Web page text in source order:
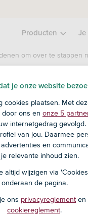
Producten Je
om over te stappen
om
te stappen
dan ons
beleggen
Je kunt je
aangemerkt als
je onze website
cookies plaatsen. Met
ons en onze 5
internetgedrag gevolgd.
van jou. Daarmee
en
relevante inhoud zien.
altijd wijzigen via
onderaan de pagina.
ons privacyreglement en
cookiereglement.